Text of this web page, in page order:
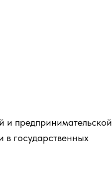
и предпринимательской
в государственных